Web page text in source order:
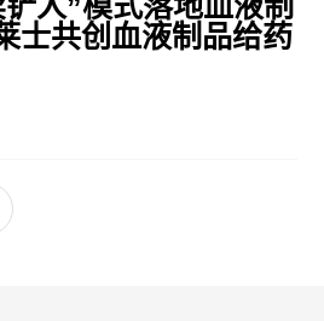
士共创血液制品给药